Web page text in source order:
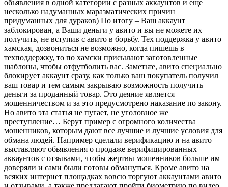
обьявления в одной категории с разных аккаунтов и еще
несколько надуманных маразматических причин
придуманных для дураков) По итогу – Ваш аккаунт
заблокирован, а Ваши деньги у авито и вы не можете их
получить, не вступив с авито в борьбу. Тех поддержка у авито
хамская, дозвониться не возможно, когда пишешь в
техподдержку, то по хамски присылают заготовленные
шаблоны, чтобы отфутболить вас. Заметьте, авито специально
блокирует аккаунт сразу, как только ваш покупатель получил
ваш товар и тем самым закрываю возможность получить
деньги за проданный товар. Это деяние является
мошенничеством и за это предусмотрено наказание по закону.
Но авито эта статья не пугает, не уголовное же
преступление… Берут пример с огромного количества
мошенников, которым дают все лучшие и лучшие условия для
обмана людей. Например сделали верификацию и на авито
выставляют обьявления о продаже верифицированных
аккаунтов с отзывами, чтобы жертвы мошенников больше им
доверяли и сами были готовы обмануться. Кроме авито на
всяких интернет площадках вовсю торгуют аккаунтами авито